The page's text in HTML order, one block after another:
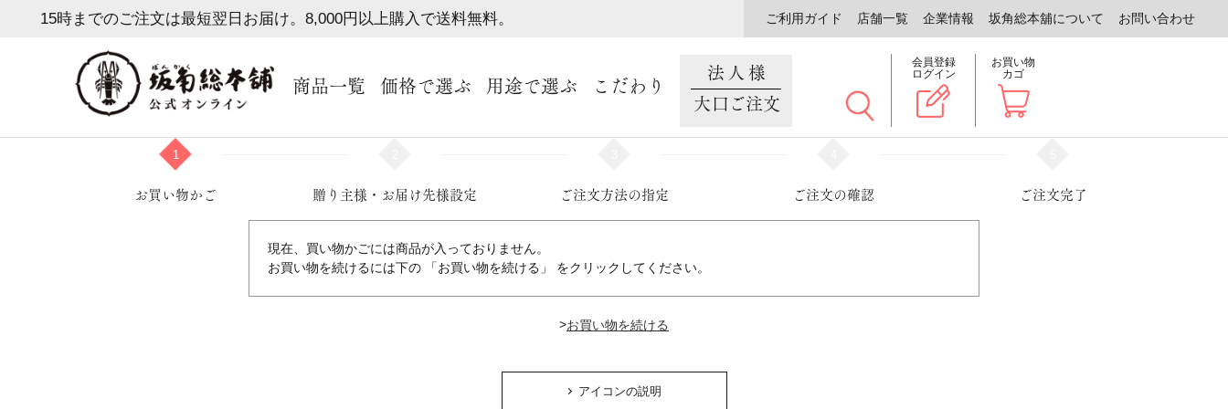
15時までのご注文は最短翌日お届け。8,000円以上購入で送料無料。 ご利用ガイド 店舗一覧 企業情報 坂角総本舖について お問い合わせ
商品一覧 価格で選ぶ 用途で選ぶ こだわり
法人様
大口ご注文
会員登録
ログイン
お買い物
カゴ
1
お買い物かご 贈り主様・お届け先様設定 ご注文方法の指定 ご注文の確認 ご注文完了
現在、買い物かごには商品が入っておりません。
お買い物を続けるには下の 「お買い物を続ける」 をクリックしてください。
>
アイコンの説明